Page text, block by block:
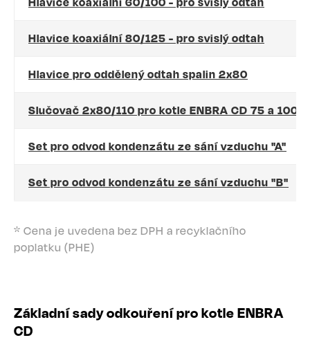
Hlavice koaxiální 80/125 - pro svislý odtah
Hlavice pro oddělený odtah spalin 2x80
Slučovač 2x80/110 pro kotle ENBRA CD 75 a 100H
Set pro odvod kondenzátu ze sání vzduchu "A"
Set pro odvod kondenzátu ze sání vzduchu "B"
* Cena je uvedena bez DPH a recyklačního
poplatku (PHE)
Základní sady odkouření pro kotle ENBRA
CD